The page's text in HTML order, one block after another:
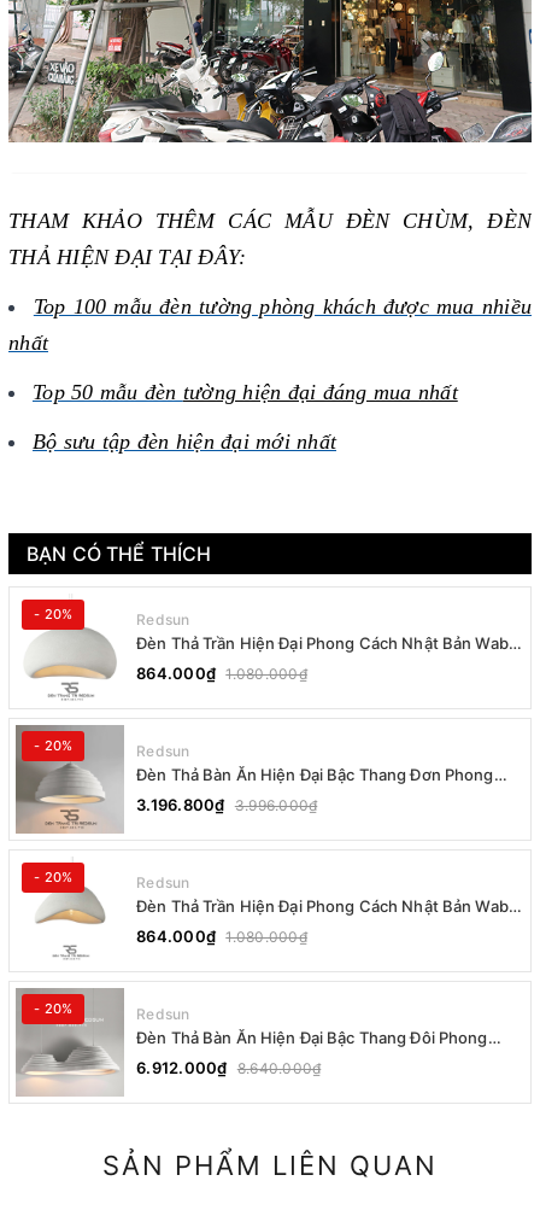
THAM KHẢO THÊM CÁC MẪU ĐÈN CHÙM, ĐÈN
THẢ HIỆN ĐẠI TẠI ĐÂY:
Top 100 mẫu đèn tường phòng khách được mua nhiều
nhất
Top 50 mẫu đèn tường hiện đại đáng mua nhất
Bộ sưu tập đèn hiện đại mới nhất
BẠN CÓ THỂ THÍCH
- 20% Redsun
Đèn Thả Trần Hiện Đại Phong Cách Nhật Bản Wabi-
sabi CDT-T036 Dáng B
864.000₫ 1.080.000₫
- 20% Redsun
Đèn Thả Bàn Ăn Hiện Đại Bậc Thang Đơn Phong
Cách Nhật Bản Wabi-sabi DC-T078B
3.196.800₫ 3.996.000₫
- 20% Redsun
Đèn Thả Trần Hiện Đại Phong Cách Nhật Bản Wabi-
sabi CDT-T036 Dáng A
864.000₫ 1.080.000₫
- 20% Redsun
Đèn Thả Bàn Ăn Hiện Đại Bậc Thang Đôi Phong
Cách Nhật Bản Wabi-sabi DC-T078A
6.912.000₫ 8.640.000₫
SẢN PHẨM LIÊN QUAN